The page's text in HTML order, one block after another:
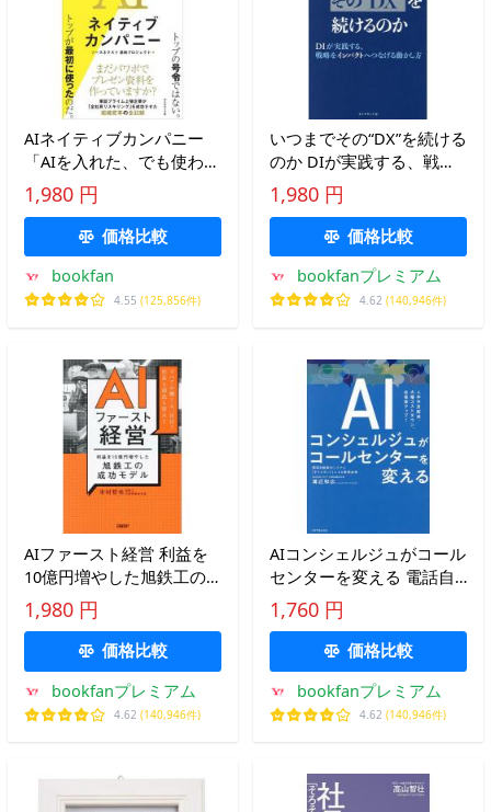
AIネイティブカンパニー
「AIを入れた、でも使われ
ない」という常識を書き換
えた半年の軌跡/ソースネ
クスト息吹プロジェクト
1,980 円
価格比較
bookfan
4.55 (125,856件)
いつまでその“DX”を続ける
のか DIが実践する、戦略
をインパクトへつなげる動
かし方/島崎崇
1,980 円
価格比較
bookfanプレミアム
4.62 (140,946件)
AIファースト経営 利益を
10億円増やした旭鉄工の
成功モデル/木村哲也
1,980 円
価格比較
bookfanプレミアム
4.62 (140,946件)
AIコンシェルジュがコール
センターを変える 電話自
動案内システム「ボイスボ
ット」による事業変革 人
手不足解消、大幅コストダ
ウン、応答率アップ!
1,760 円
価格比較
bookfanプレミアム
4.62 (140,946件)